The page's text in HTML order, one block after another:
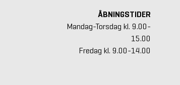
ÅBNINGSTIDER
Mandag-Torsdag kl. 9.00-
15.00
Fredag kl. 9.00-14.00